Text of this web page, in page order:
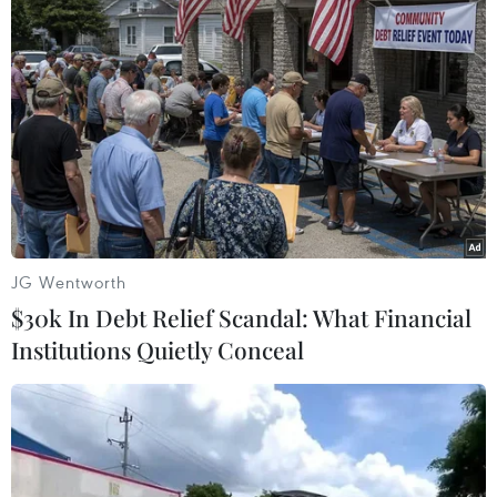
lưu thông của phương tiện; đăng ký danh sách
lái xe đã thực hiện các biện pháp phòng chống
dịch mới được điều khiển phương tiện. Lái xe
nếu ở lại Hải Phòng phải tuân thủ các biện pháp
phòng chống dịch, ăn uống, nghỉ ngơi tại nơi có
đủ điều kiện phòng chống dịch./.
(TTXVN/Vietnam+)
JG Wentworth
$30k In Debt Relief Scandal: What Financial
Institutions Quietly Conceal